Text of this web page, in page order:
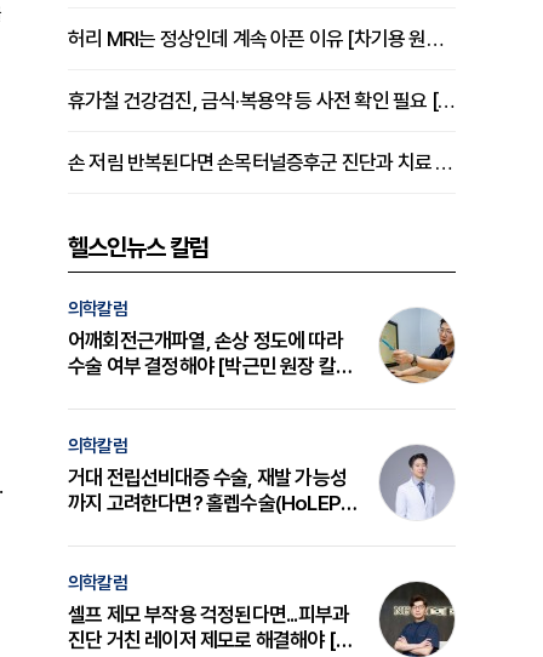
허리 MRI는 정상인데 계속 아픈 이유 [차기용 원장 칼럼]
휴가철 건강검진, 금식·복용약 등 사전 확인 필요 [정도감 원장 칼럼]
손 저림 반복된다면 손목터널증후군 진단과 치료 시기 살펴야 [김동현 원장 칼럼]
헬스인뉴스 칼럼
의학칼럼
어깨회전근개파열, 손상 정도에 따라
수술 여부 결정해야 [박근민 원장 칼
의학칼럼
거대 전립선비대증 수술, 재발 가능성
까지 고려한다면? 홀렙수술(HoLEP)
의학칼럼
셀프 제모 부작용 걱정된다면...피부과
진단 거친 레이저 제모로 해결해야 [변